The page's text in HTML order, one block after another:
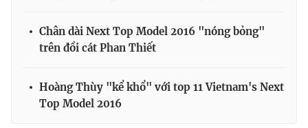
Chân dài Next Top Model 2016 "nóng bỏng"
trên đồi cát Phan Thiết
Hoàng Thùy "kể khổ" với top 11 Vietnam's Next
Top Model 2016